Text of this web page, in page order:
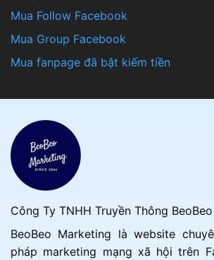
Mua Follow Facebook
Mua Group Facebook
Mua fanpage đã bật kiếm tiền
Công Ty TNHH Truyền Thông
BeoBeo Marketing là website
pháp marketing mạng xã hội trên